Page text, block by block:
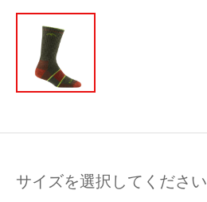
サイズを選択してください